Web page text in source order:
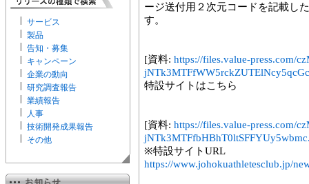
サービス
製品
告知・募集
キャンペーン
企業の動向
研究調査報告
業績報告
人事
技術開発成果報告
その他
ージ送付用２次元コードを記載し
す。
[資料: https://files.value-press.com/
特設サイトはこちら
[資料: https://files.value-press.com/
※特設サイトURL
https://www.johokuathletesclub.jp/